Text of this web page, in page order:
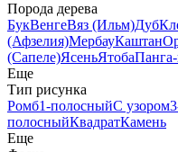
Порода дерева
БукВенгеВяз (Ильм)Дуб
(Афзелия)МербауКаштан
(Сапеле)ЯсеньЯтоба
Еще
Тип рисунка
Ромб1-полосныйС узором
полосныйКвадратКамень
Еще